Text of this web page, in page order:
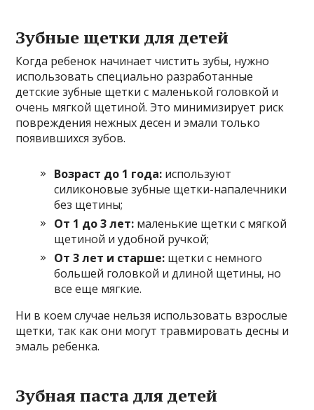
Зубные щетки для детей
Когда ребенок начинает чистить зубы, нужно
использовать специально разработанные
детские зубные щетки с маленькой головкой и
очень мягкой щетиной. Это минимизирует риск
повреждения нежных десен и эмали только
появившихся зубов.
Возраст до 1 года: используют
силиконовые зубные щетки-напалечники
без щетины;
От 1 до 3 лет: маленькие щетки с мягкой
щетиной и удобной ручкой;
От 3 лет и старше: щетки с немного
большей головкой и длиной щетины, но
все еще мягкие.
Ни в коем случае нельзя использовать взрослые
щетки, так как они могут травмировать десны и
эмаль ребенка.
Зубная паста для детей